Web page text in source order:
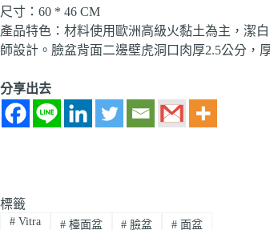
尺寸：60 * 46 CM
產品特色：材料使用歐洲高級火黏土為主，潔
師設計。臉盆背面二邊壁虎洞口肉厚2.5公分，
分享出去
標籤
#Vitra #檯面盆 # 臉盆 # 面盆